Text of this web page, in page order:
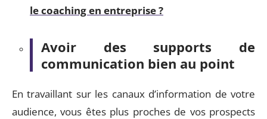
le coaching en entreprise ?
Avoir des supports de
communication bien au point
En travaillant sur les canaux d’information de votre
audience, vous êtes plus proches de vos prospects